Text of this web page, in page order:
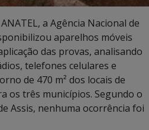
a Agência Nacional de
aparelhos móveis
das provas, analisando
telefones celulares e
de 470 m² dos locais de
os três municípios. Segundo o
Assis, nenhuma ocorrência foi